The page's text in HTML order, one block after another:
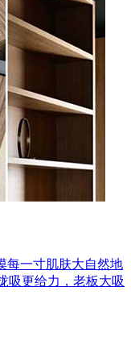
每一寸肌肤大自然地
吸更给力，老板大吸